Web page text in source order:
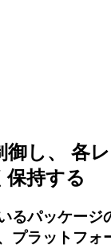
御し、 各
保持する
るパッケージ
プラットフォ